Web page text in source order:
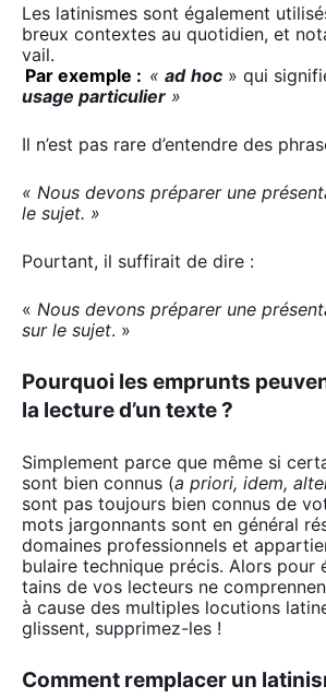
Les lati­nismes sont éga­le­ment
breux contextes au quo­ti­dien, et
vail.
Par exemple : «ad hoc » qui
usage par­ti­cu­lier »
Il n’est pas rare d’entendre des
« Nous devons pré­pa­rer une
le sujet. »
Pour­tant, il suf­fi­rait de dire :
« Nous devons pré­pa­rer une
sur le sujet. »
Pourquoi les emprunts
la lecture d’un texte ?
Sim­ple­ment parce que même si
sont bien connus (a prio­ri, idem,
sont pas tou­jours bien connus de
mots jar­gon­nants sont en géné­ral
domaines pro­fes­sion­nels et
bu­laire tech­nique pré­cis. Alors
tains de vos lec­teurs ne
à cause des mul­tiples locu­tions
glissent, sup­pri­mez-les !
Comment remplacer un